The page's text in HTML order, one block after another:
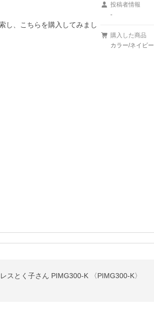
し、こちらを購入してみまし
投稿者情報
-
購入した商品
カラー/ネイビー
スとく子さん PIMG300-K 〈PIMG300-K〉